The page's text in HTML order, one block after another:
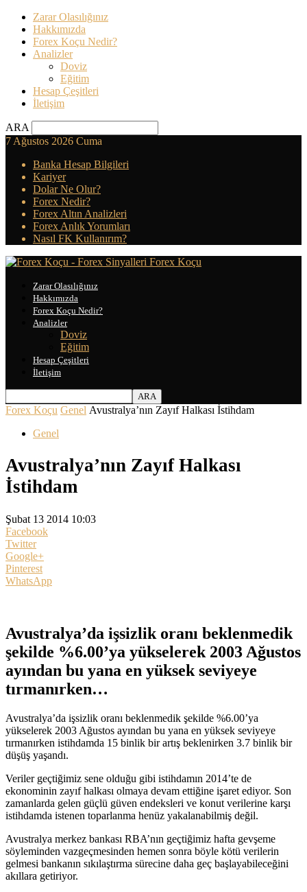
Zarar Olasılığınız
Hakkımızda
Forex Koçu Nedir?
Analizler
Doviz
Eğitim
Hesap Çeşitleri
İletişim
ARA
7 Ağustos 2026 Cuma
Banka Hesap Bilgileri
Kariyer
Dolar Ne Olur?
Forex Nedir?
Forex Altın Analizleri
Forex Anlık Yorumları
Nasıl FK Kullanırım?
Forex Koçu
Zarar Olasılığınız
Hakkımızda
Forex Koçu Nedir?
Analizler
Doviz
Eğitim
Hesap Çeşitleri
İletişim
Forex Koçu Genel Avustralya’nın Zayıf Halkası İstihdam
Genel
Avustralya’nın Zayıf Halkası
İstihdam
Şubat 13 2014 10:03
Facebook
Twitter
Google+
Pinterest
WhatsApp
Avustralya’da işsizlik oranı beklenmedik
şekilde %6.00’ya yükselerek 2003 Ağustos
ayından bu yana en yüksek seviyeye
tırmanırken…
Avustralya’da işsizlik oranı beklenmedik şekilde %6.00’ya
yükselerek 2003 Ağustos ayından bu yana en yüksek seviyeye
tırmanırken istihdamda 15 binlik bir artış beklenirken 3.7 binlik bir
düşüş yaşandı.
Veriler geçtiğimiz sene olduğu gibi istihdamın 2014’te de
ekonominin zayıf halkası olmaya devam ettiğine işaret ediyor. Son
zamanlarda gelen güçlü güven endeksleri ve konut verilerine karşı
istihdamda istenen toparlanma henüz yakalanabilmiş değil.
Avustralya merkez bankası RBA’nın geçtiğimiz hafta gevşeme
söyleminden vazgeçmesinden hemen sonra böyle kötü verilerin
gelmesi bankanın sıkılaştırma sürecine daha geç başlayabileceğini
akıllara getiriyor.